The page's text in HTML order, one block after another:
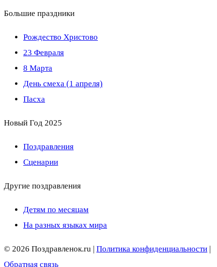
Большие праздники
Рождество Христово
23 Февраля
8 Марта
День смеха (1 апреля)
Пасха
Новый Год 2025
Поздравления
Сценарии
Другие поздравления
Детям по месяцам
На разных языках мира
© 2026 Поздравленок.ru | Политика конфиденциальности |
Обратная связь